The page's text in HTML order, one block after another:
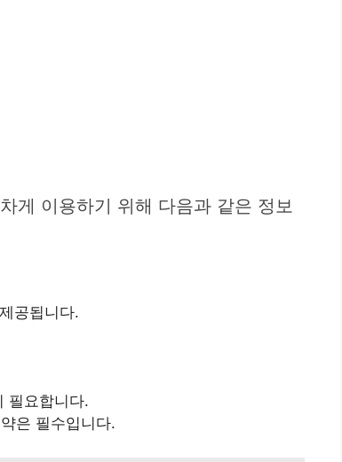
게 이용하기 위해 다음과 같은 정보
공됩니다.
필요합니다.
은 필수입니다.